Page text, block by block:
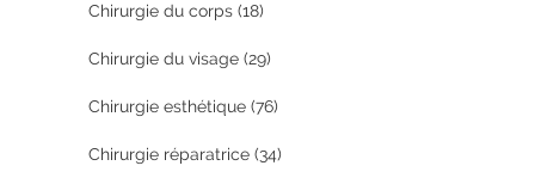
Chirurgie du corps (18)
Chirurgie du visage (29)
Chirurgie esthétique (76)
Chirurgie réparatrice (34)